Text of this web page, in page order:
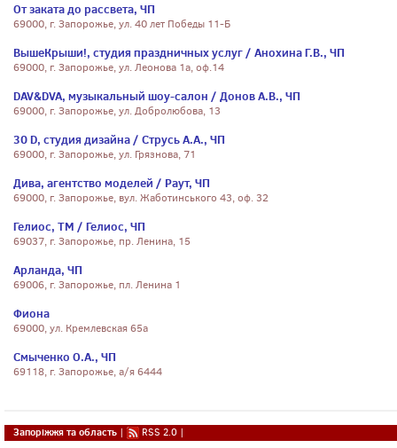
От заката до рассвета, ЧП
69000, г. Запорожье, ул. 40 лет Победы 11-Б
ВышеКрыши!, студия праздничных услуг / Анохина Г.В., ЧП
69000, г. Запорожье, ул. Леонова 1а, оф.14
DAV&DVA, музыкальный шоу-салон / Донов А.В., ЧП
69000, г. Запорожье, ул. Добролюбова, 13
30 D, студия дизайна / Струсь А.А., ЧП
69000, г. Запорожье, ул. Грязнова, 71
Дива, агентство моделей / Раут, ЧП
69000, г. Запорожье, вул. Жаботинського 43, оф. 32
Гелиос, ТМ / Гелиос, ЧП
69037, г. Запорожье, пр. Ленина, 15
Арланда, ЧП
69006, г. Запорожье, пл. Ленина 1
Фиона
69000, ул. Кремлевская 65а
Смыченко О.А., ЧП
69118, г. Запорожье, а/я 6444
Запоріжжя та область | RSS 2.0 |